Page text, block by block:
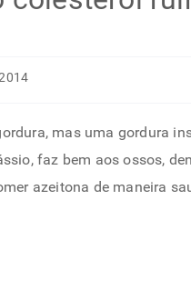
mas uma gordura
faz bem aos ossos,
azeitona de maneira